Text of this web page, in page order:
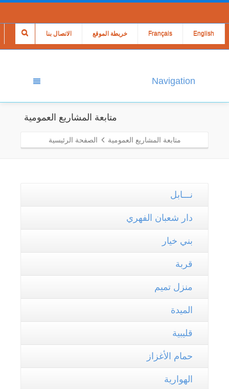
الاتصال بنا خريطة الموقع Français English
Navigation
متابعة المشاريع العمومية
متابعة المشاريع العمومية الصفحة الرئيسية
نـــابل
دار شعبان الفهري
بني خيار
قربة
منزل تميم
الميدة
قليبية
حمام الأغزاز
الهوارية